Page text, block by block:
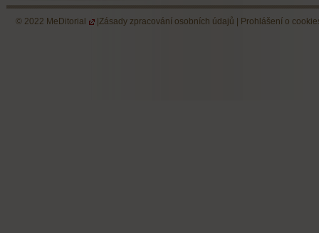
© 2022 MeDitorial | Zásady zpracování osobních údajů Prohlášení o